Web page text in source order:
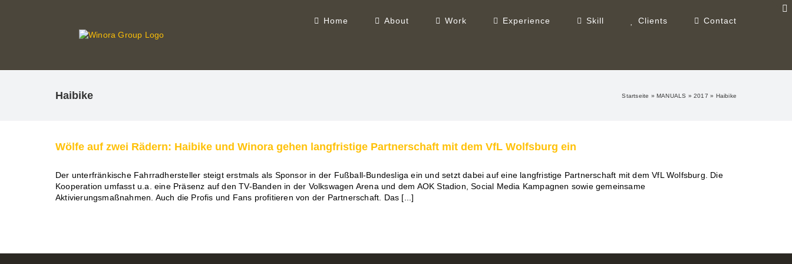
Home About Work Experience Skill Clients Contact
Haibike Startseite »MANUALS »2017 » Haibike
Wölfe auf zwei Rädern: Haibike und Winora gehen langfristige Partnerschaft mit dem VfL Wolfsburg ein
Der unterfränkische Fahrradhersteller steigt erstmals als Sponsor in der Fußball-Bundesliga ein und setzt dabei auf eine langfristige Partnerschaft mit dem VfL Wolfsburg. Die
Kooperation umfasst u.a. eine Präsenz auf den TV-Banden in der Volkswagen Arena und dem AOK Stadion, Social Media Kampagnen sowie gemeinsame
Aktivierungsmaßnahmen. Auch die Profis und Fans profitieren von der Partnerschaft. Das [...]